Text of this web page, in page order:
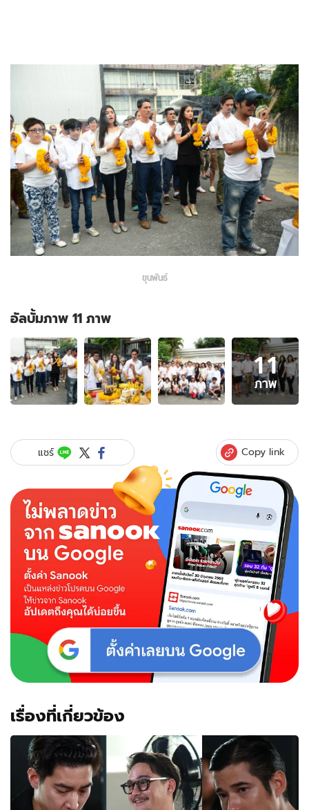
ขุนพันธ์
อัลบั้มภาพ 11 ภาพ
อัลบั้ม
ภาพ
11
ภาพ
ของ
ยักษ์
สร้าง
ชีวิต
จริง
ของ
"ขุน
พันธ์"
11
ภาพ
แชร์ Copy link
เรื่องที่เกี่ยวข้อง